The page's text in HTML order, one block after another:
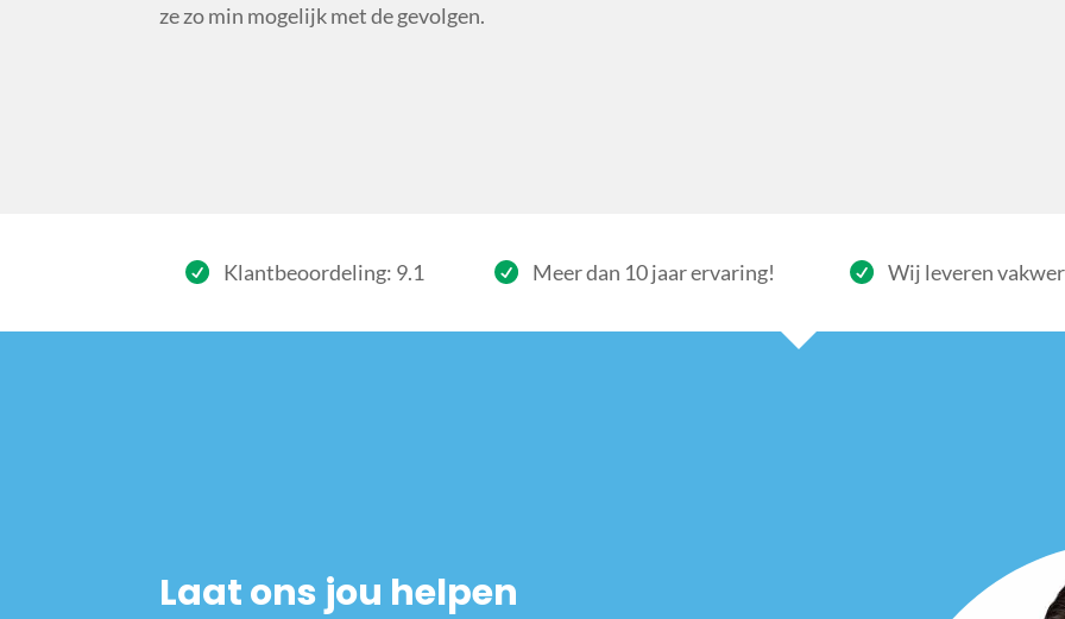
ze zo min mogelijk met de gevolgen.
Klantbeoordeling: 9.1 Meer dan 10 jaar ervaring! Wij leveren
Laat ons jou helpen